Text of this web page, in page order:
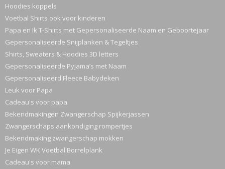
Hoodies koppels
Voetbal Shirts ook voor kinderen
Papa en Ik T-Shirts met Gepersonaliseerde Naam en Geboortejaar
Gepersonaliseerde Snijplanken & Tegeltjes
Shirts, Sweaters & Hoodies 3D letters
Gepersonaliseerde Pyjama’s met Naam
Gepersonaliseerd Fleece Babydeken
Leuk voor Papa
Cadeau's voor papa
Bekendmakingen Zwangerschap Spijkerjassen
Zwangerschaps aankondiging rompertjes
Bekendmaking zwangerschap mokken
Je Eigen WK Voetbal Borrelplank
Cadeau's voor mama